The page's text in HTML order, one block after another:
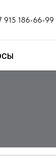
915 186-66-99